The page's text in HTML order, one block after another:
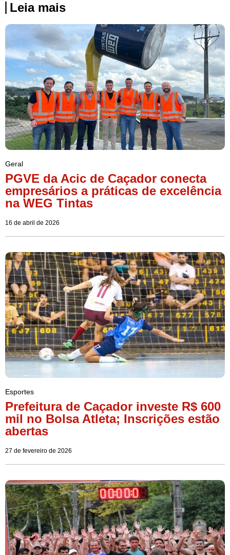
Leia mais
Geral
PGVE da Acic de Caçador conecta
empresários a práticas de excelência
na WEG Tintas
16 de abril de 2026
Esportes
Prefeitura de Caçador investe R$ 600
mil no Bolsa Atleta; Inscrições estão
abertas
27 de fevereiro de 2026